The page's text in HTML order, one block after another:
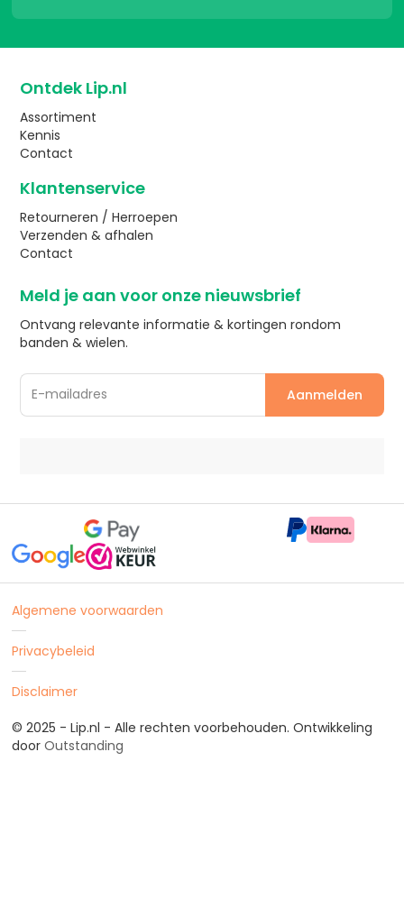
Ontdek Lip.nl
Assortiment
Kennis
Contact
Klantenservice
Retourneren / Herroepen
Verzenden & afhalen
Contact
Meld je aan voor onze nieuwsbrief
Ontvang relevante informatie & kortingen rondom
banden & wielen.
Algemene voorwaarden
Privacybeleid
Disclaimer
© 2025 - Lip.nl - Alle rechten voorbehouden. Ontwikkeling
door Outstanding